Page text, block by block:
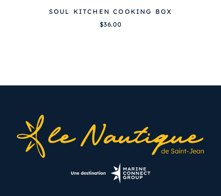
SOUL KITCHEN COOKING BOX
$36.00